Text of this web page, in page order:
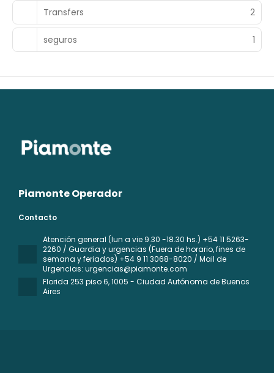
Transfers 2
seguros 1
Piamonte Operador
Contacto
Atención general (lun a vie 9.30 -18.30 hs.) +54 11 5263-
2260 / Guardia y urgencias (Fuera de horario, fines de
semana y feriados) +54 9 11 3068-8020 / Mail de
Urgencias: urgencias@piamonte.com
Florida 253 piso 6, 1005 - Ciudad Autónoma de Buenos
Aires